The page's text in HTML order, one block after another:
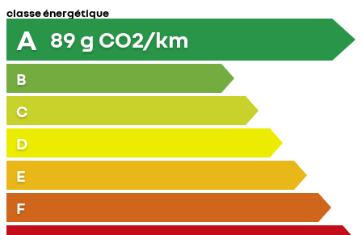
classe énergétique
A 89 g CO2/km
B
C
D
E
F